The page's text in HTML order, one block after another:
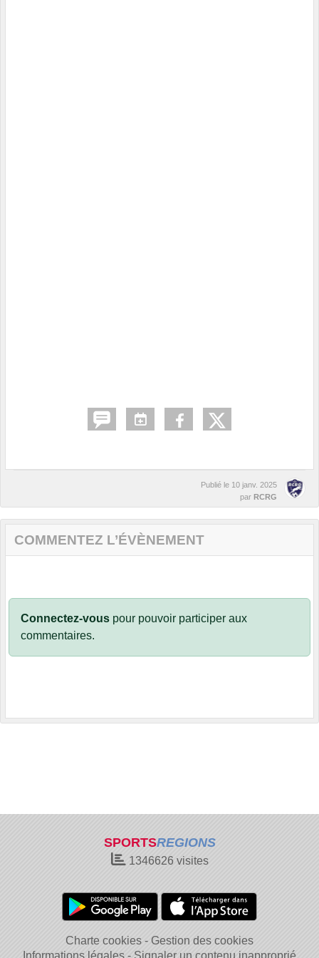
Publié le 10 janv. 2025
par RCRG
COMMENTEZ L’ÉVÈNEMENT
Connectez-vous pour pouvoir participer aux
commentaires.
SPORTSREGIONS
1346626 visites
Charte cookies
Gestion des cookies
Informations légales
Signaler un contenu inapproprié